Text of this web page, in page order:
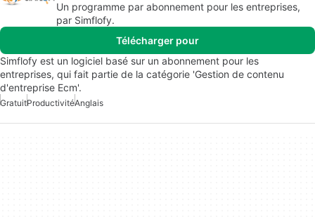
Un programme par abonnement pour les entreprises,
par Simflofy.
Télécharger pour
Simflofy est un logiciel basé sur un abonnement pour les
entreprises, qui fait partie de la catégorie 'Gestion de contenu
d'entreprise Ecm'.
GratuitProductivitéAnglais